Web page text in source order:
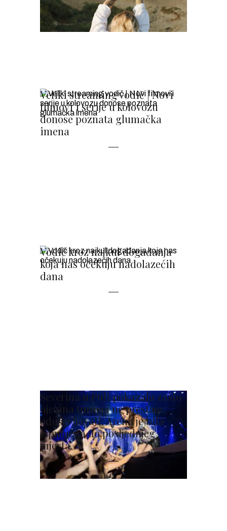
Veliki streaming vodič | Novi
filmovi i serije u kolovozu
donose poznata glumačka
imena
Vodič kroz najkul događanja
koja nas očekuju nadolazećih
dana
Severina u Puli pokazala zašto
njezina turneja ne prestaje
oduševljavati: Arena je bila
ispunjena do posljednjeg
mjesta